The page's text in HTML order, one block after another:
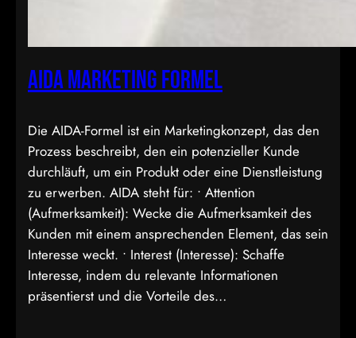
AIDA Marketing Formel
Die AIDA-Formel ist ein Marketingkonzept, das den
Prozess beschreibt, den ein potenzieller Kunde
durchläuft, um ein Produkt oder eine Dienstleistung
zu erwerben. AIDA steht für: • Attention
(Aufmerksamkeit): Wecke die Aufmerksamkeit des
Kunden mit einem ansprechenden Element, das sein
Interesse weckt. • Interest (Interesse): Schaffe
Interesse, indem du relevante Informationen
präsentierst und die Vorteile des…